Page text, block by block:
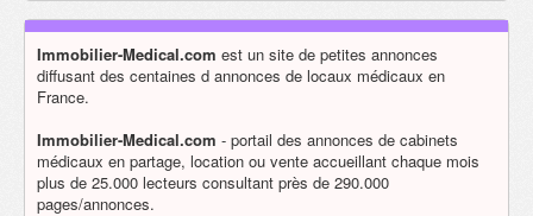
Immobilier-Medical.com est un site de petites annonces
diffusant des centaines d annonces de locaux médicaux en
France.
Immobilier-Medical.com - portail des annonces de cabinets
médicaux en partage, location ou vente accueillant chaque mois
plus de 25.000 lecteurs consultant près de 290.000
pages/annonces.